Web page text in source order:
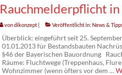
Rauchmelderpflicht in
vondikonzept| Veröffentlicht in: News &
Überblick: eingeführt seit 25.
01.01.2013 für Bestandsbauten
§46 der Bayerischen Bauordnung
Räume: Fluchtwege (Treppenhaus,
Wohnzimmer (wenn öfters vor dem …